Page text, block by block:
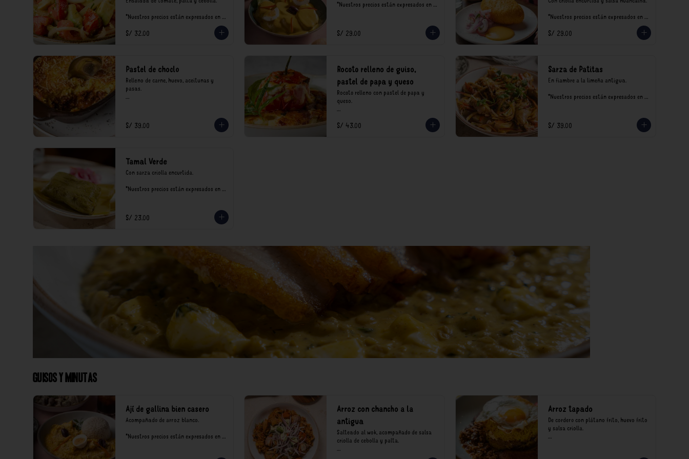
*Nuestros precios están expresados en
recargo al consumo.
S/ 32.00
*Nuestros precios están expresados en
S/ 29.00
*Nuestros precios están expresados en
recargo al consumo.
S/ 29.00
Pastel de choclo
Relleno de carne, huevo, aceitunas y
pasas.
recargo al consumo.
S/ 39.00
Rocoto relleno de guiso,
pastel de papa y queso
Rocoto relleno con pastel de papa y
queso.
*Nuestros precios están expresados en
soles e incluyen impuestos de ley y
S/ 43.00
Sarza de Patitas
En fiambre a la limeña antigua.
*Nuestros precios están expresados en
S/ 39.00
Tamal Verde
Con sarza criolla encurtida.
*Nuestros precios están expresados en
S/ 23.00
Guisos y Minutas
Ají de gallina bien casero
Acompañado de arroz blanco.
*Nuestros precios están expresados en
Arroz con chancho a la
antigua
Salteado al wok, acompañado de salsa
criolla de cebolla y palta.
*Nuestros precios están expresados en
Arroz tapado
De cordero con plátano frito, huevo frito
y salsa criolla.